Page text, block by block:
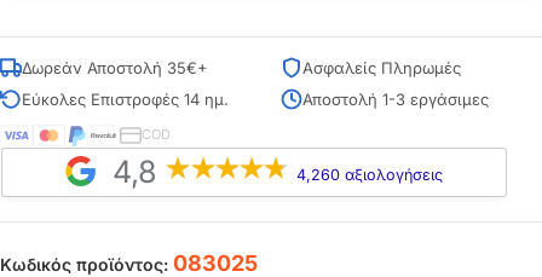
Δωρεάν Αποστολή 35€+
Ασφαλείς Πληρωμές
Εύκολες Επιστροφές 14 ημ.
Αποστολή 1-3 εργάσιμες
COD
4,8 4,260 αξιολογήσεις
Κωδικός προϊόντος: 083025